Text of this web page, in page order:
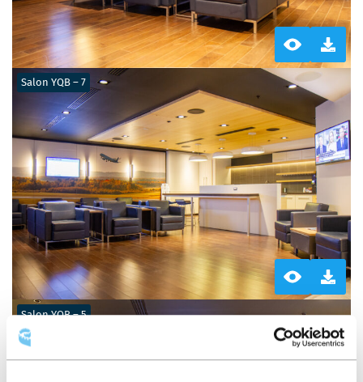
Salon YQB – 7
Salon YQB – 5